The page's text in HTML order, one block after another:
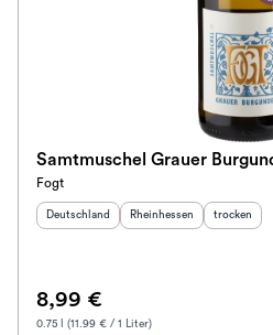
Samtmuschel Grauer
Fogt
Herkunftsland
Deutschland Herkunftsregion :
Rheinhessen Geschmack
trocken
8,99 €
0.75 l (11.99 € / 1 Liter)